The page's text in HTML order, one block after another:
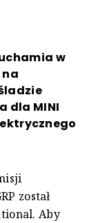
w
dla MINI
został
Aby